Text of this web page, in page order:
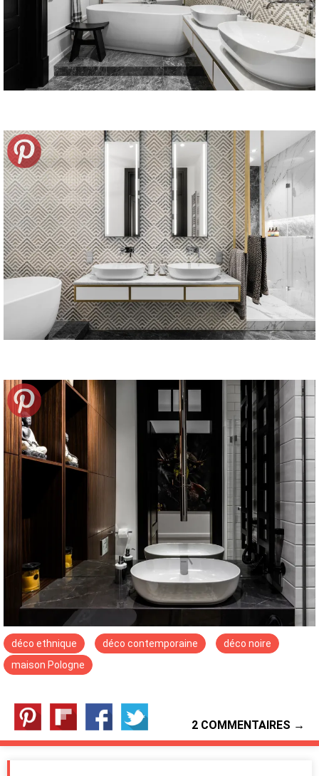
déco ethnique déco contemporaine
déco noire
maison Pologne
2 COMMENTAIRES →